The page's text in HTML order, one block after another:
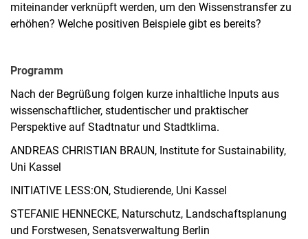
miteinander verknüpft werden, um den Wissenstransfer zu
erhöhen? Welche positiven Beispiele gibt es bereits?
Programm
Nach der Begrüßung folgen kurze inhaltliche Inputs aus
wissenschaftlicher, studentischer und praktischer
Perspektive auf Stadtnatur und Stadtklima.
ANDREAS CHRISTIAN BRAUN, Institute for Sustainability,
Uni Kassel
INITIATIVE LESS:ON, Studierende, Uni Kassel
STEFANIE HENNECKE, Naturschutz, Landschaftsplanung
und Forstwesen, Senatsverwaltung Berlin